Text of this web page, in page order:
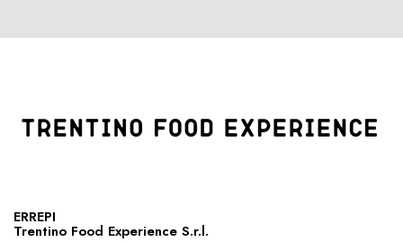
ERREPI
Trentino Food Experience S.r.l.